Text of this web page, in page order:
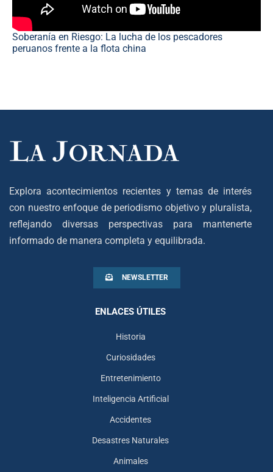
Soberanía en Riesgo: La lucha de los pescadores
peruanos frente a la flota china
Explora acontecimientos recientes y temas de interés
con nuestro enfoque de periodismo objetivo y pluralista,
reflejando diversas perspectivas para mantenerte
informado de manera completa y equilibrada.
NEWSLETTER
ENLACES ÚTILES
Historia
Curiosidades
Entretenimiento
Inteligencia Artificial
Accidentes
Desastres Naturales
Animales